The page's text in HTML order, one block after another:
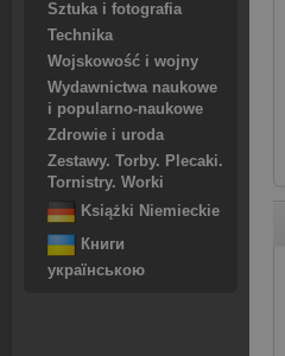
Sztuka i fotografia
Technika
Wojskowość i wojny
Wydawnictwa naukowe
i popularno-naukowe
Zdrowie i uroda
Zestawy. Torby. Plecaki.
Tornistry. Worki
Książki Niemieckie
Книги
українською